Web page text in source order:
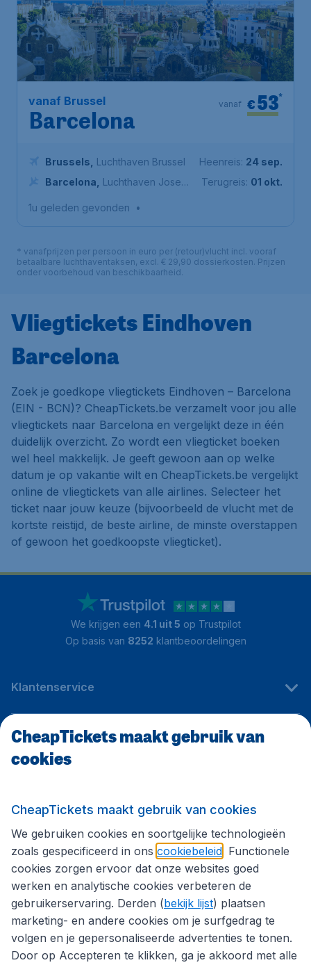
vanaf Brussel
Barcelona
€53*
vanaf
Brussels
Luchthaven Brussel
Barcelona
Luchthaven Josep
Heenreis: 24 sep.
Terugreis: 01 okt.
1u geleden gevonden •
* vanafprijzen per persoon in euro per (retour)vlucht incl. vooraf
betaalbare luchthaventaksen, excl. € 29,90 dossierkosten. Prijzen
onder voorbehoud van beschikbaarheid.
Vliegtickets Eindhoven
Barcelona
Zoek je goedkope vliegtickets Eindhoven – Barcelona
(EIN - BCN)? CheapTickets.be verzamelt voor jou alle
vliegtickets naar Barcelona en vergelijkt deze in één
duidelijk overzicht. Zo wordt een vliegticket boeken
wel heel makkelijk. Je geeft gewoon aan op welke
datum je op vakantie wilt en CheapTickets.be vergelijkt
online de vliegtickets van alle airlines. Selecteer het
ticket naar jouw keuze (bijvoorbeeld de vlucht met de
kortste reistijd, de beste airline, de minste overstappen
of gewoon het goedkoopste vliegticket).
We krijgen een 4.1 uit 5 op Trustpilot
Op basis van 8252 klantbeoordelingen
Klantenservice
CheapTickets.be
Volg CheapTickets.be
CheapTickets maakt gebruik van
cookies
CheapTickets maakt gebruik van cookies
We gebruiken cookies en soortgelijke technologieën
zoals gespecificeerd in ons cookiebeleid . Functionele
cookies zorgen ervoor dat onze websites goed
werken en analytische cookies verbeteren de
gebruikerservaring. Derden (bekijk lijst) plaatsen
marketing- en andere cookies om je surfgedrag te
volgen en je gepersonaliseerde advertenties te tonen.
Door op Accepteren te klikken, ga je akkoord met alle